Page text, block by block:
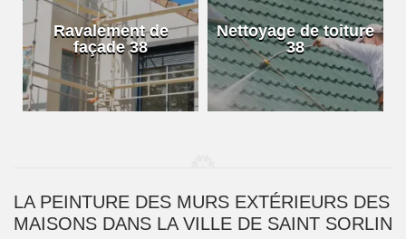
Ravalement de
façade 38
Nettoyage de toiture
38
LA PEINTURE DES MURS EXTÉRIEURS DES
MAISONS DANS LA VILLE DE SAINT SORLIN